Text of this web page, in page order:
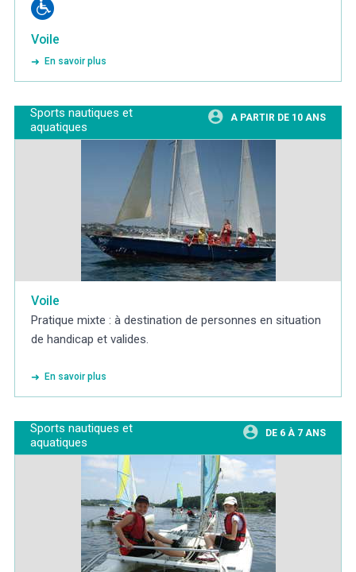
Voile
En savoir plus
Sports nautiques et
aquatiques
A PARTIR DE 10 ANS
Voile
Pratique mixte : à destination de personnes en situation
de handicap et valides.
En savoir plus
Sports nautiques et
aquatiques
DE 6 À 7 ANS